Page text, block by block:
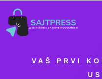
VAŠ PRVI